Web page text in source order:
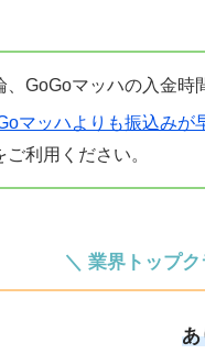
、GoGoマッハの入金時
マッハよりも振込みが
ご利用ください。
＼ 業界トップ
あ